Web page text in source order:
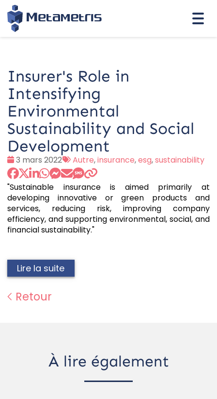
Insurer's Role in
Intensifying
Environmental
Sustainability and Social
Development
Date
:
3 mars 2022
Tags
:
Autre,insurance,esg,sustainability
"Sustainable insurance is aimed primarily at
developing innovative or green products and
services, reducing risk, improving company
efficiency, and supporting environmental, social, and
financial sustainability."
Lire la suite
Retour
À lire également